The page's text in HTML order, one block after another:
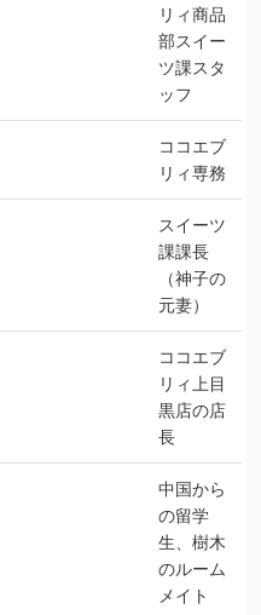
リィ商品
部スイー
ツ課スタ
ッフ
ココエブ
リィ専務
スイーツ
課課長
（神子の
元妻）
ココエブ
リィ上目
黒店の店
長
中国から
の留学
生、樹木
のルーム
メイト